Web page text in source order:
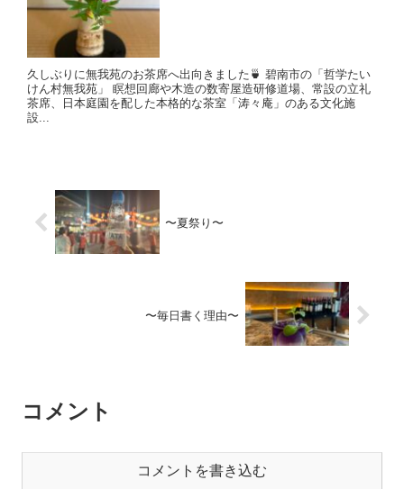
久しぶりに無我苑のお茶席へ出向きました🍵 碧南市の「哲学たい
けん村無我苑」 瞑想回廊や木造の数寄屋造研修道場、常設の立礼
茶席、日本庭園を配した本格的な茶室「涛々庵」のある文化施
設...
〜夏祭り〜
〜毎日書く理由〜
コメント
コメントを書き込む